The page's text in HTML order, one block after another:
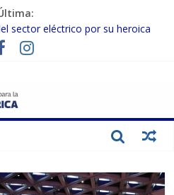
sector eléctrico por su heroica
J
con el sector privado para
en instalaciones del SEN
preventivo para fortalecer el SEN